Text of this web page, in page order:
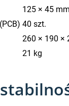
125 × 45 mm
40 szt.
260 × 190 ×
21 kg